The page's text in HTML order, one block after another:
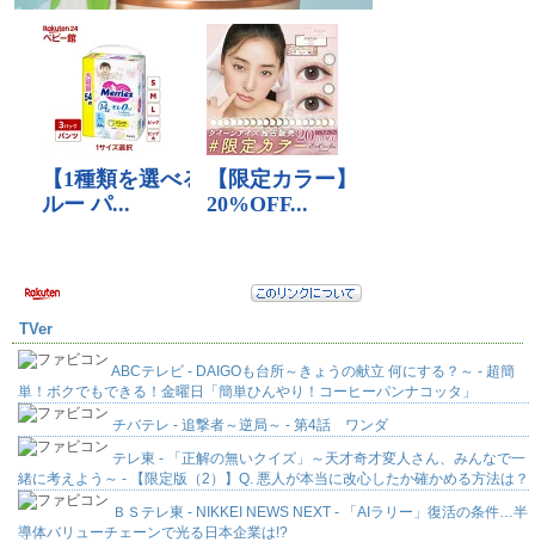
TVer
ABCテレビ - DAIGOも台所～きょうの献立 何にする？～ - 超簡
単！ボクでもできる！金曜日「簡単ひんやり！コーヒーパンナコッタ」
チバテレ - 追撃者～逆局～ - 第4話 ワンダ
テレ東 - 「正解の無いクイズ」～天才奇才変人さん、みんなで一
緒に考えよう～ - 【限定版（2）】Q. 悪人が本当に改心したか確かめる方法は？
ＢＳテレ東 - NIKKEI NEWS NEXT - 「AIラリー」復活の条件…半
導体バリューチェーンで光る日本企業は!?